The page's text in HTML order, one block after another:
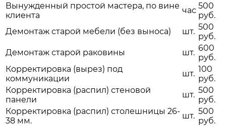
Вынужденный простой мастера, по вине
клиента
час 500
руб.
Демонтаж старой мебели (без выноса)
шт. 500
руб.
Демонтаж старой раковины
шт. 600
руб.
Корректировка (вырез) под
коммуникации
шт. 100
руб.
Корректировка (распил) стеновой
панели
шт. 500
руб.
Корректировка (распил) столешницы 26-
38 мм.
шт. 500
руб.